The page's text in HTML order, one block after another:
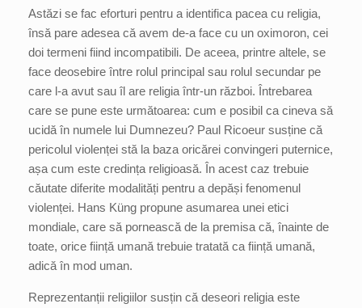
Astăzi se fac eforturi pentru a identifica pacea cu religia,
însă pare adesea că avem de-a face cu un oximoron, cei
doi termeni fiind incompatibili. De aceea, printre altele, se
face deosebire între rolul principal sau rolul secundar pe
care l-a avut sau îl are religia într-un război. Întrebarea
care se pune este următoarea: cum e posibil ca cineva să
ucidă în numele lui Dumnezeu? Paul Ricoeur susține că
pericolul violenței stă la baza oricărei convingeri puternice,
așa cum este credința religioasă. În acest caz trebuie
căutate diferite modalități pentru a depăși fenomenul
violenței. Hans Küng propune asumarea unei etici
mondiale, care să pornească de la premisa că, înainte de
toate, orice ființă umană trebuie tratată ca ființă umană,
adică în mod uman.
Reprezentanții religiilor susțin că deseori religia este